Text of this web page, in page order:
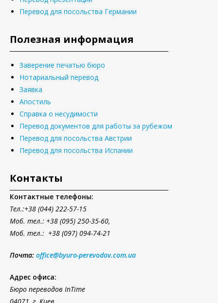
Перевод для посольства Германии
Полезная информация
Заверение печатью бюро
Нотариальный перевод
Заявка
Апостиль
Справка о несудимости
Перевод документов для работы за рубежом
Перевод для посольства Австрии
Перевод для посольства Испании
Контакты
Контактные телефоны:
Тел.:+38 (044) 222-57-15
Моб. тел.: +38 (095) 250-35-60,
Моб. тел.: +38 (097) 094-74-21
Почта: office@byuro-perevodov.com.ua
Адрес офиса:
Бюро переводов InTime